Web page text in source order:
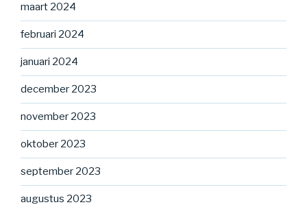
maart 2024
februari 2024
januari 2024
december 2023
november 2023
oktober 2023
september 2023
augustus 2023